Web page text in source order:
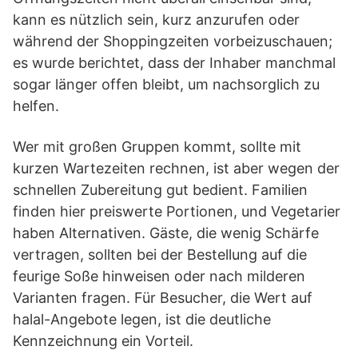
kann es nützlich sein, kurz anzurufen oder
während der Shoppingzeiten vorbeizuschauen;
es wurde berichtet, dass der Inhaber manchmal
sogar länger offen bleibt, um nachsorglich zu
helfen.
Wer mit großen Gruppen kommt, sollte mit
kurzen Wartezeiten rechnen, ist aber wegen der
schnellen Zubereitung gut bedient. Familien
finden hier preiswerte Portionen, und Vegetarier
haben Alternativen. Gäste, die wenig Schärfe
vertragen, sollten bei der Bestellung auf die
feurige Soße hinweisen oder nach milderen
Varianten fragen. Für Besucher, die Wert auf
halal-Angebote legen, ist die deutliche
Kennzeichnung ein Vorteil.